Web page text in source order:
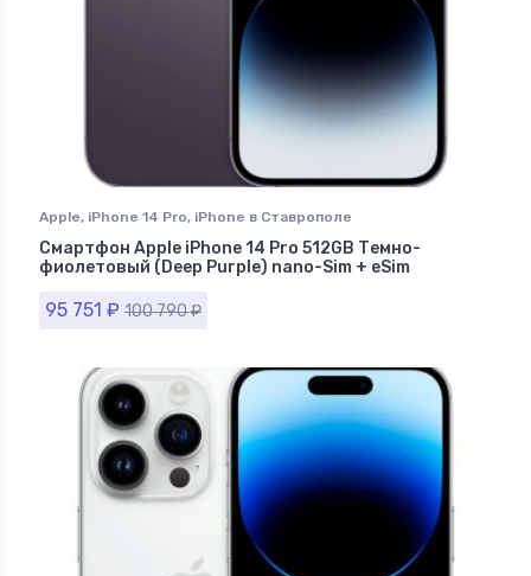
Apple, iPhone 14 Pro, iPhone в Ставрополе
Смартфон Apple iPhone 14 Pro 512GB Темно-
фиолетовый (Deep Purple) nano-Sim + eSim
95 751 ₽ 100 790₽